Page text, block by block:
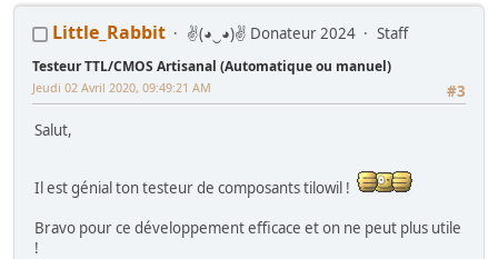
Little_Rabbit ✌(◕‿◕)✌ Donateur 2024 Staff
Testeur TTL/CMOS Artisanal (Automatique ou manuel)
#3
Jeudi 02 Avril 2020, 09:49:21 AM
Salut,
Il est génial ton testeur de composants tilowil !
Bravo pour ce développement efficace et on ne peut plus utile
!